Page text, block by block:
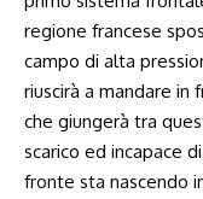
regione francese
campo di alta
riuscirà a mandare
che giungerà tra
scarico ed incapace
fronte sta nascendo